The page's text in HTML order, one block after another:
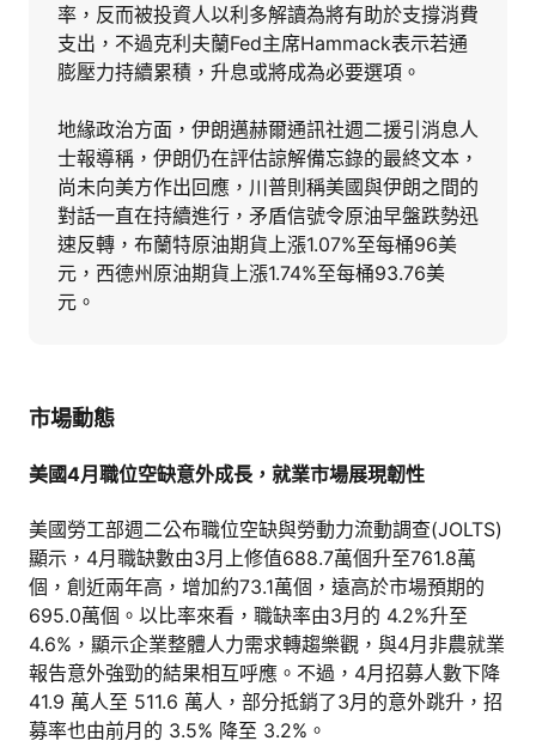
率，反而被投資人以利多解讀為將有助於支撐消費
支出，不過克利夫蘭Fed主席Hammack表示若通
膨壓力持續累積，升息或將成為必要選項。
地緣政治方面，伊朗邁赫爾通訊社週二援引消息人
士報導稱，伊朗仍在評估諒解備忘錄的最終文本，
尚未向美方作出回應，川普則稱美國與伊朗之間的
對話一直在持續進行，矛盾信號令原油早盤跌勢迅
速反轉，布蘭特原油期貨上漲1.07%至每桶96美
元，西德州原油期貨上漲1.74%至每桶93.76美
元。
市場動態
美國4月職位空缺意外成長，就業市場展現韌性
美國勞工部週二公布職位空缺與勞動力流動調查(JOLTS)
顯示，4月職缺數由3月上修值688.7萬個升至761.8萬
個，創近兩年高，增加約73.1萬個，遠高於市場預期的
695.0萬個。以比率來看，職缺率由3月的 4.2%升至
4.6%，顯示企業整體人力需求轉趨樂觀，與4月非農就業
報告意外強勁的結果相互呼應。不過，4月招募人數下降
41.9 萬人至 511.6 萬人，部分抵銷了3月的意外跳升，招
募率也由前月的 3.5% 降至 3.2%。